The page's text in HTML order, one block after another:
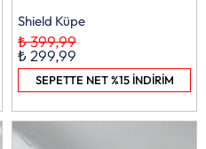
Shield Küpe
₺ 299,99
₺ 399,99
SEPETTE NET %15 İNDİRİM